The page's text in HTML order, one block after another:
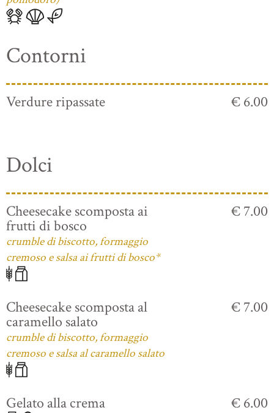
Contorni
Verdure ripassate € 6.00
Dolci
Cheesecake scomposta ai
frutti di bosco
crumble di biscotto, formaggio
cremoso e salsa ai frutti di bosco*
€ 7.00
Cheesecake scomposta al
caramello salato
crumble di biscotto, formaggio
cremoso e salsa al caramello salato
€ 7.00
Gelato alla crema € 6.00